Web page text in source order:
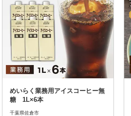
めいらく業務用アイスコーヒー無
糖 1L×6本
千葉県佐倉市